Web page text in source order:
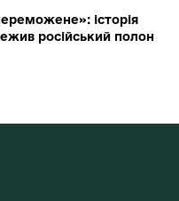
історія
російський полон